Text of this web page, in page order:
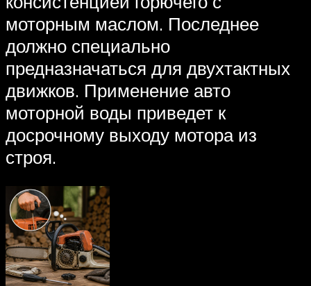
моторным маслом. Последнее
должно специально
предназначаться для двухтактных
движков. Применение авто
моторной воды приведет к
досрочному выходу мотора из
строя.